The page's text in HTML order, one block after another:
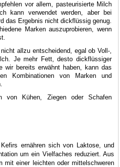
vor allem, pasteurisierte Milch
kann verwendet werden, aber bei
das Ergebnis nicht dickflüssig genug.
Marken auszuprobieren, wenn
allzu entscheidend, egal ob Voll-,
Je mehr Fett, desto dickflüssiger
wir bereits erwähnt haben, kann das
Kombinationen von Marken und
von Kühen, Ziegen oder Schafen
ernähren sich von Laktose, und
um ein Vielfaches reduziert. Aus
mit einer leichten oder mittelschweren